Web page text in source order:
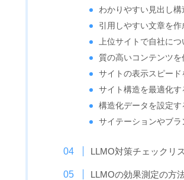
わかりやすい見出し構
引用しやすい文章を作
上位サイトで自社につ
質の高いコンテンツを
サイトの表示スピード
サイト構造を最適化す
構造化データを設定す
サイテーションやブ
LLMO対策チェックリ
LLMOの効果測定の方